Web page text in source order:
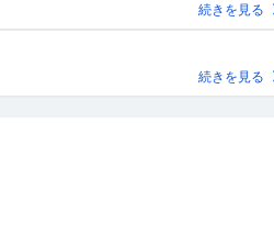
続きを見る
続きを見る